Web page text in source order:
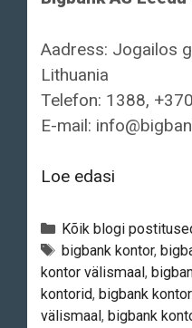
Aadress: Jogailos
Lithuania
Telefon: 1388,
E-mail:
Loe edasi
–
Leedu
filiaal
Categories
Kõik blogi
Tags
bigbank kontor,
kontor välismaal ,
kontorid, bigbank
välismaal , bigbank